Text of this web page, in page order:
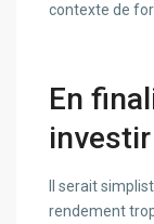
contexte de
En
investir
Il serait
rendement